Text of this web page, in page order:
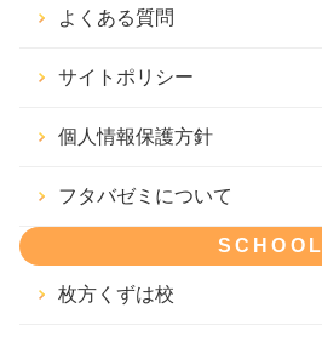
よくある質問
サイトポリシー
個人情報保護方針
フタバゼミについて
SCHOOL
枚方くずは校